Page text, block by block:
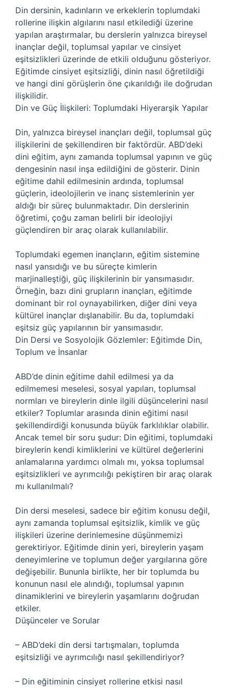
Din dersinin, kadınların ve erkeklerin toplumdaki
rollerine ilişkin algılarını nasıl etkilediği üzerine
yapılan araştırmalar, bu derslerin yalnızca bireysel
inançlar değil, toplumsal yapılar ve cinsiyet
eşitsizlikleri üzerinde de etkili olduğunu gösteriyor.
Eğitimde cinsiyet eşitsizliği, dinin nasıl öğretildiği
ve hangi dini görüşlerin öne çıkarıldığı ile doğrudan
ilişkilidir.
Din ve Güç İlişkileri: Toplumdaki Hiyerarşik Yapılar
Din, yalnızca bireysel inançları değil, toplumsal güç
ilişkilerini de şekillendiren bir faktördür. ABD’deki
dini eğitim, aynı zamanda toplumsal yapının ve güç
dengesinin nasıl inşa edildiğini de gösterir. Dinin
eğitime dahil edilmesinin ardında, toplumsal
güçlerin, ideolojilerin ve inanç sistemlerinin yer
aldığı bir süreç bulunmaktadır. Din derslerinin
öğretimi, çoğu zaman belirli bir ideolojiyi
güçlendiren bir araç olarak kullanılabilir.
Toplumdaki egemen inançların, eğitim sistemine
nasıl yansıdığı ve bu süreçte kimlerin
marjinalleştiği, güç ilişkilerinin bir yansımasıdır.
Örneğin, bazı dini grupların inançları, eğitimde
dominant bir rol oynayabilirken, diğer dini veya
kültürel inançlar dışlanabilir. Bu da, toplumdaki
eşitsiz güç yapılarının bir yansımasıdır.
Din Dersi ve Sosyolojik Gözlemler: Eğitimde Din,
Toplum ve İnsanlar
ABD’de dinin eğitime dahil edilmesi ya da
edilmemesi meselesi, sosyal yapıları, toplumsal
normları ve bireylerin dinle ilgili düşüncelerini nasıl
etkiler? Toplumlar arasında dinin eğitimi nasıl
şekillendirdiği konusunda büyük farklılıklar olabilir.
Ancak temel bir soru şudur: Din eğitimi, toplumdaki
bireylerin kendi kimliklerini ve kültürel değerlerini
anlamalarına yardımcı olmalı mı, yoksa toplumsal
eşitsizlikleri ve ayrımcılığı pekiştiren bir araç olarak
mı kullanılmalı?
Din dersi meselesi, sadece bir eğitim konusu değil,
aynı zamanda toplumsal eşitsizlik, kimlik ve güç
ilişkileri üzerine derinlemesine düşünmemizi
gerektiriyor. Eğitimde dinin yeri, bireylerin yaşam
deneyimlerine ve toplumun değer yargılarına göre
değişebilir. Bununla birlikte, her bir toplumda bu
konunun nasıl ele alındığı, toplumsal yapının
dinamiklerini ve bireylerin yaşamlarını doğrudan
etkiler.
Düşünceler ve Sorular
– ABD’deki din dersi tartışmaları, toplumda
eşitsizliği ve ayrımcılığı nasıl şekillendiriyor?
– Din eğitiminin cinsiyet rollerine etkisi nasıl